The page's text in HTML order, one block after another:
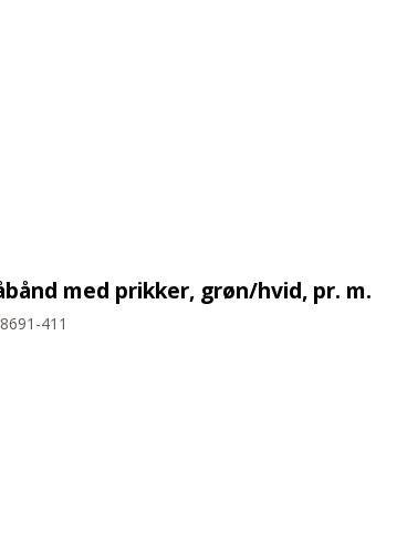
med prikker, grøn/hvid, pr. m.
411